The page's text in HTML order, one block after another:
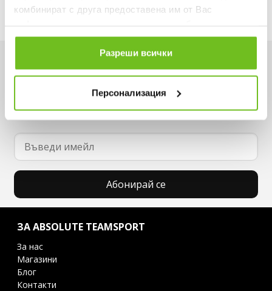
комбинират с друга предоставена им от Вас
ползването от Ваша страна на услугите им.
Разреши всички
Персонализация
Искаш да си първи в списъка ни?
Вземи -15% за първа поръчка и не пропускай
нито една оферта.
Абонирай се
ЗА ABSOLUTE TEAMSPORT
За нас
Магазини
Блог
Контакти